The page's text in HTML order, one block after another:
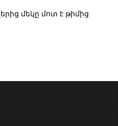
մեկը մոտ է թիմից